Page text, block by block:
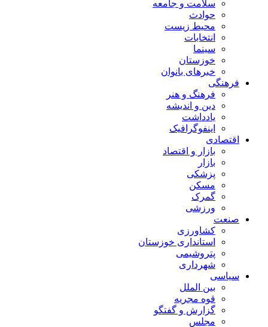
سلامت و جامعه
حوادث
محیط زیست
انتخابات
سینما
خوزستان
خبرهای بانوان
فرهنگی
فرهنگ و هنر
دین و اندیشه
یادداشت
اینفوگرافیک
اقتصادی
بازار و اقتصاد
بازار
پزشکی
مسکن
گمرک
ورزشی
صنعت
کشاورزی
استانداری خوزستان
پتروشیمی
شهرداری
سیاسی
بین الملل
قوه مجریه
گزارش و گفتگو
مجلس